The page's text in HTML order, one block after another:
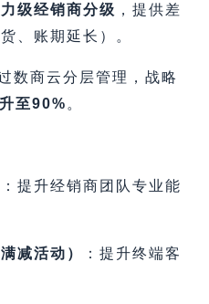
级经销商分级 ，提供差
、账期延长）。
数商云分层管理，战略
至90%​ 。
​：提升经销商团队专业能
减活动）​
​：提升终端客